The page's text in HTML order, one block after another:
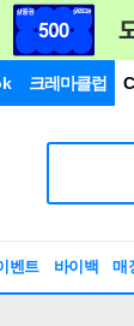
크레마클럽
벤트 바이백 매